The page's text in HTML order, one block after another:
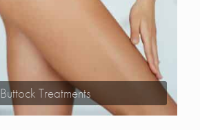
Buttock Treatments